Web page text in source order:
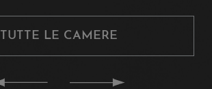
TUTTE LE CAMERE